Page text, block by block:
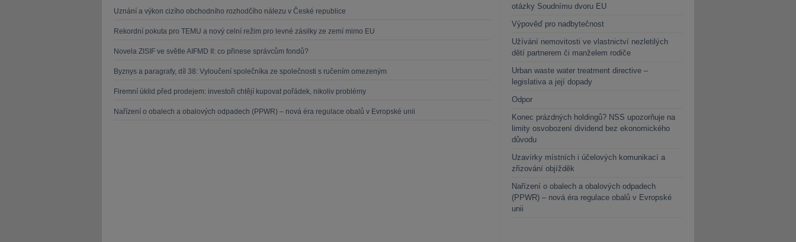
Uznání a výkon cizího obchodního rozhodčího nálezu v České republice
Rekordní pokuta pro TEMU a nový celní režim pro levné zásilky ze zemí mimo EU
Novela ZISIF ve světle AIFMD II: co přinese správcům fondů?
Byznys a paragrafy, díl 38: Vyloučení společníka ze společnosti s ručením omezeným
Firemní úklid před prodejem: investoři chtějí kupovat pořádek, nikoliv problémy
Nařízení o obalech a obalových odpadech (PPWR) – nová éra regulace obalů v Evropské unii
otázky Soudnímu dvoru EU
Výpověď pro nadbytečnost
Užívání nemovitosti ve vlastnictví nezletilých
dětí partnerem či manželem rodiče
Urban waste water treatment directive –
legislativa a její dopady
Odpor
Konec prázdných holdingů? NSS upozorňuje na
limity osvobození dividend bez ekonomického
důvodu
Uzavírky místních i účelových komunikací a
zřizování objížděk
Nařízení o obalech a obalových odpadech
(PPWR) – nová éra regulace obalů v Evropské
unii